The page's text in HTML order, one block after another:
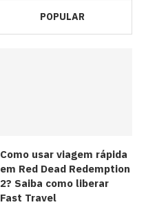
POPULAR
Como usar viagem rápida
em Red Dead Redemption
2? Saiba como liberar
Fast Travel